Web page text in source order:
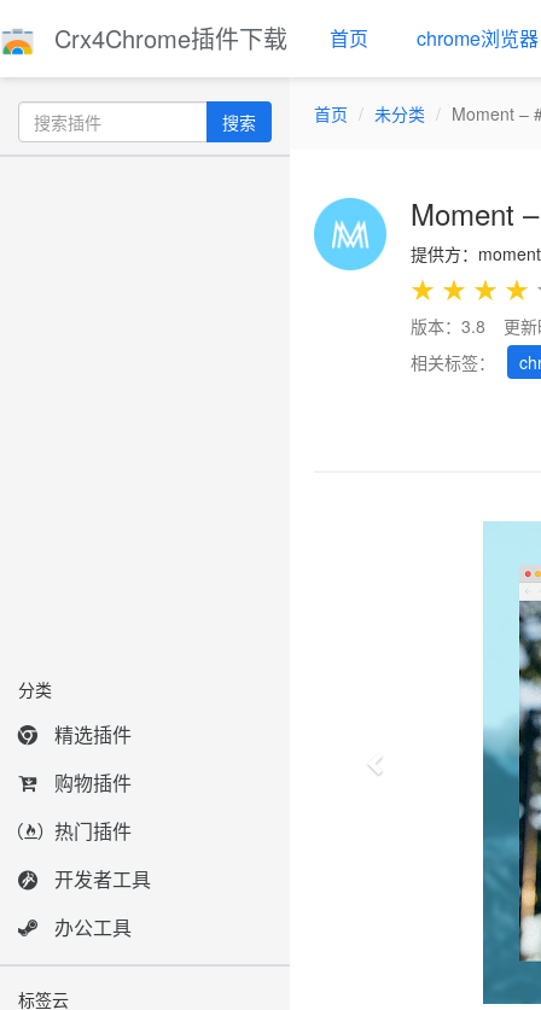
Crx4Chrome插件下载 首页 chrome浏览器
搜索
分类
精选插件
购物插件
热门插件
开发者工具
办公工具
标签云
首页 未分类 Moment –
Moment
提供方：
★ ★ ★ ★
版本：3.8
更
相关标签：